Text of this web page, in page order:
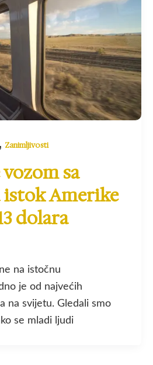
, Zanimljivosti
sa
istok Amerike
dolara
na istočnu
je od najvećih
na svijetu. Gledali smo
se mladi ljudi